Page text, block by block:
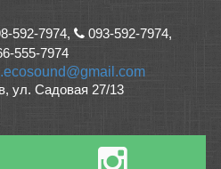
592-7974,
093-592-7974,
555-7974
ул. Садовая 27/13